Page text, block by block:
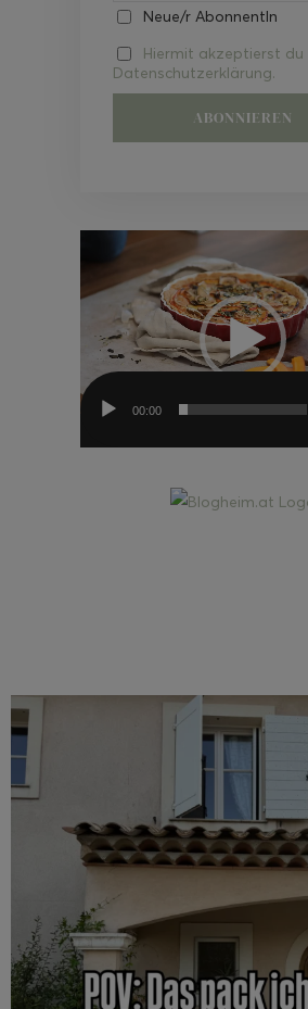
Neue/r AbonnentIn
Hiermit akzeptierst du
Datenschutzerklärung.
Video-
00:00